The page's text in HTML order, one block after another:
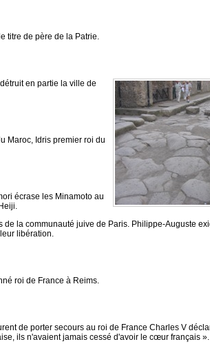
titre de père de la Patrie.
en partie la ville de
Maroc, Idris premier roi du
écrase les Minamoto au
de la communauté juive de Paris. Philippe-Auguste
libération.
roi de France à Reims.
de porter secours au roi de France Charles V
ils n'avaient jamais cessé d'avoir le cœur français ».